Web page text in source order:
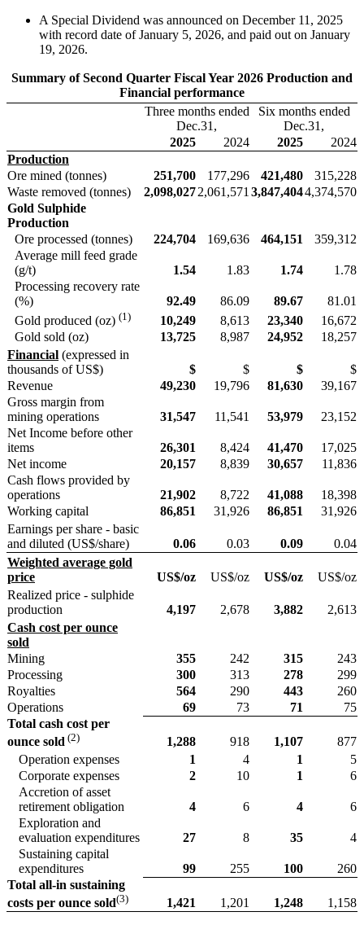
A Special Dividend was announced on December 11, 2025
with record date of January 5, 2026, and paid out on January
19, 2026.
Summary of Second Quarter Fiscal Year 2026 Production and
Financial performance
Three months ended
Dec.31,
Six months ended
Dec.31,
2025
2024 2025
2024
Production
Ore mined (tonnes)
251,700 177,296 421,480
315,228
Waste removed (tonnes)
2,098,0272,061,571 3,847,4044,374,570
Gold Sulphide
Production
Ore processed (tonnes)
224,704 169,636 464,151
359,312
Average mill feed grade
(g/t)
1.54 1.83 1.74
1.78
Processing recovery rate
(%)
92.49 86.09 89.67
81.01
Gold produced (oz) (1) 10,249 8,613 23,340
16,672
Gold sold (oz)
13,725 8,987 24,952
18,257
Financial (expressed in
thousands of US$)
$ $ $
$
Revenue
49,230 19,796 81,630
39,167
Gross margin from
mining operations
31,547 11,541 53,979
23,152
Net Income before other
items
26,301 8,424 41,470
17,025
Net income
20,157 8,839 30,657
11,836
Cash flows provided by
operations
21,902 8,722 41,088
18,398
Working capital
86,851 31,926 86,851
31,926
Earnings per share - basic
and diluted (US$/share)
0.06 0.03 0.09
0.04
Weighted average gold
price
US$/oz US$/oz US$/oz
US$/oz
Realized price - sulphide
production
4,197 2,678 3,882
2,613
Cash cost per ounce
sold
Mining
355 242 315
243
Processing
300 313 278
299
Royalties
564 290 443
260
Operations
69 73 71
75
Total cash cost per
ounce sold (2) 1,288 918 1,107
877
Operation expenses
1 4 1
5
Corporate expenses
2 10 1
6
Accretion of asset
retirement obligation
4 6 4
6
Exploration and
evaluation expenditures
27 8 35
4
Sustaining capital
expenditures
99 255 100
260
Total all-in sustaining
costs per ounce sold(3) 1,421 1,201 1,248 1,158